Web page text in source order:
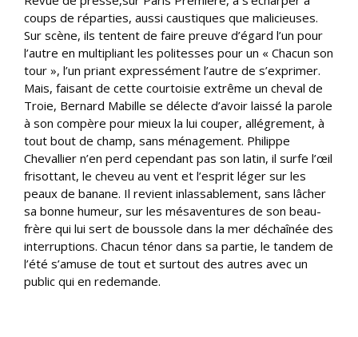
coups de réparties, aussi caustiques que malicieuses.
Sur scène, ils tentent de faire preuve d’égard l’un pour
l’autre en multipliant les politesses pour un « Chacun son
tour », l’un priant expressément l’autre de s’exprimer.
Mais, faisant de cette courtoisie extrême un cheval de
Troie, Bernard Mabille se délecte d’avoir laissé la parole
à son compère pour mieux la lui couper, allégrement, à
tout bout de champ, sans ménagement. Philippe
Chevallier n’en perd cependant pas son latin, il surfe l’œil
frisottant, le cheveu au vent et l’esprit léger sur les
peaux de banane. Il revient inlassablement, sans lâcher
sa bonne humeur, sur les mésaventures de son beau-
frère qui lui sert de boussole dans la mer déchaînée des
interruptions. Chacun ténor dans sa partie, le tandem de
l’été s’amuse de tout et surtout des autres avec un
public qui en redemande.